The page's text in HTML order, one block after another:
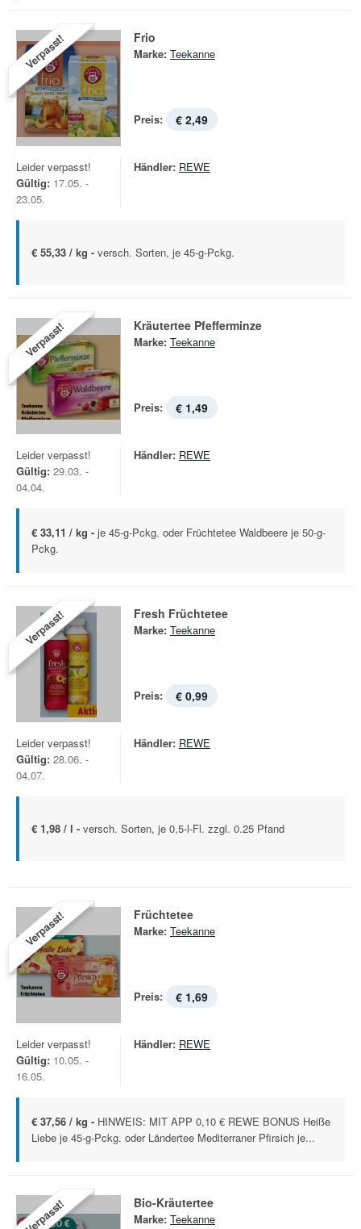
Verpasst! Frio
Marke: Teekanne
Preis: € 2,49
Leider verpasst!
Gültig: 17.05. -
23.05.
Händler: REWE
€ 55,33 / kg - versch. Sorten, je 45-g-Pckg.
Verpasst! Kräutertee Pfefferminze
Marke: Teekanne
Preis: € 1,49
Leider verpasst!
Gültig: 29.03. -
04.04.
Händler: REWE
€ 33,11 / kg - je 45-g-Pckg. oder Früchtetee Waldbeere je 50-g-
Pckg.
Verpasst! Fresh Früchtetee
Marke: Teekanne
Preis: € 0,99
Leider verpasst!
Gültig: 28.06. -
04.07.
Händler: REWE
€ 1,98 / l - versch. Sorten, je 0,5-l-Fl. zzgl. 0.25 Pfand
Verpasst! Früchtetee
Marke: Teekanne
Preis: € 1,69
Leider verpasst!
Gültig: 10.05. -
16.05.
Händler: REWE
€ 37,56 / kg - HINWEIS: MIT APP 0,10 € REWE BONUS Heiße
Liebe je 45-g-Pckg. oder Ländertee Mediterraner Pfirsich je...
Verpasst! Bio-Kräutertee
Marke: Teekanne